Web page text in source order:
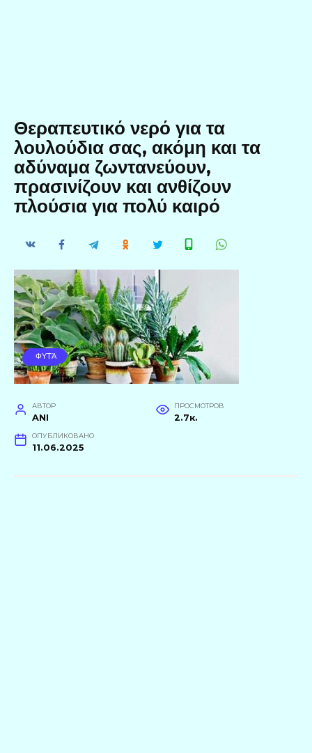
Θεραπευτικό νερό για τα
λουλούδια σας, ακόμη και τα
αδύναμα ζωντανεύουν,
πρασινίζουν και ανθίζουν
πλούσια για πολύ καιρό
ΦΥΤΆ
АВТОР
ANI
ПРОСМОТРОВ
2.7к.
ОПУБЛИКОВАНО
11.06.2025